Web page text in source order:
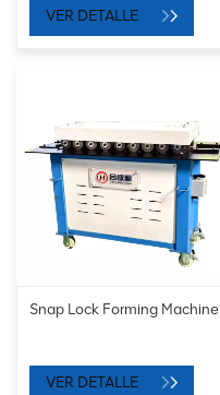
VER DETALLE
Snap Lock Forming Machine
VER DETALLE